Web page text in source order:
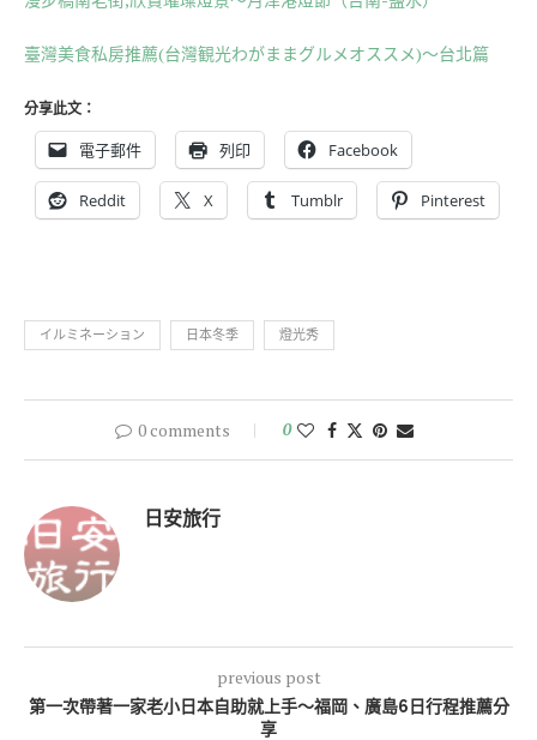
臺灣美食私房推薦(台灣観光わがままグルメオススメ)〜台北篇
分享此文：
電子郵件 列印 Facebook
Reddit X Tumblr Pinterest
イルミネーション 日本冬季 燈光秀
0 comments 0
日安旅行
previous post
第一次帶著一家老小日本自助就上手～福岡、廣島6日行程推薦分
享